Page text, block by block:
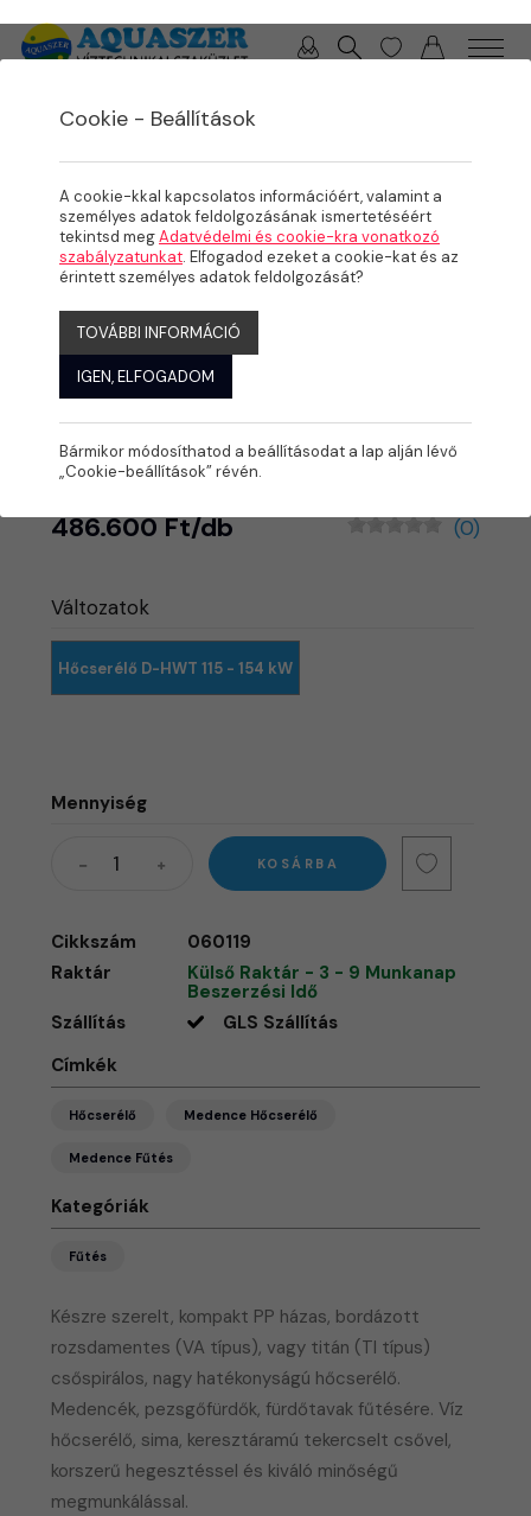
Hőcserélő D-HWT 115 -
154 kW
486.600 Ft/db (0)
Készre szerelt, kompakt PP házas, bordázott
rozsdamentes (VA típus), vagy titán (TI típus)
csőspirálos, nagy hatékonyságú hőcserélő.
Medencék, pezsgőfürdők, fürdőtavak fűtésére. Víz
hőcserélő, sima, keresztáramú tekercselt csővel,
korszerű hegesztéssel és kiváló minőségű
megmunkálással.
Változatok
Hőcserélő D-HWT 115 - 154 kW
Mennyiség
KOSÁRBA
Cikkszám
060119
Raktár
Külső Raktár - 3 - 9 Munkanap
Beszerzési Idő
Szállítás
GLS Szállítás
Címkék
Hőcserélő Medence Hőcserélő
Medence Fűtés
Kategóriák
Fűtés
Cookie - Beállítások
A cookie-kkal kapcsolatos információért, valamint a
személyes adatok feldolgozásának ismertetéséért
tekintsd megAdatvédelmi és cookie-kra vonatkozó
szabályzatunkat. Elfogadod ezeket a cookie-kat és az
érintett személyes adatok feldolgozását?
TOVÁBBI INFORMÁCIÓ
IGEN, ELFOGADOM
Bármikor módosíthatod a beállításodat a lap alján lévő
„Cookie-beállítások” révén.